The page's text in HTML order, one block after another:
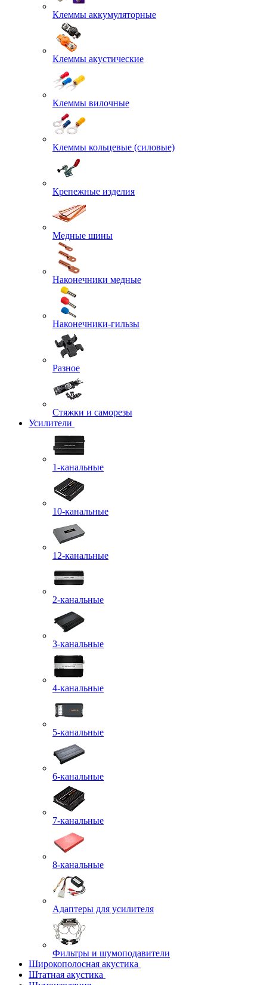
Клеммы аккумуляторные
Клеммы акустические
Клеммы вилочные
Клеммы кольцевые (силовые)
Крепежные изделия
Медные шины
Наконечники медные
Наконечники-гильзы
Разное
Стяжки и саморезы
Усилители
1-канальные
10-канальные
12-канальные
2-канальные
3-канальные
4-канальные
5-канальные
6-канальные
7-канальные
8-канальные
Адаптеры для усилителя
Фильтры и шумоподавители
Широкополосная акустика
Штатная акустика